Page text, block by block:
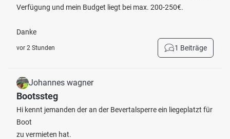
Verfügung und mein Budget liegt bei max. 200-250€.
Danke
vor 2 Stunden 1 Beiträge
Johannes wagner
Bootssteg
Hi kennt jemanden der an der Bevertalsperre ein liegeplatzt für
Boot
zu vermieten hat.